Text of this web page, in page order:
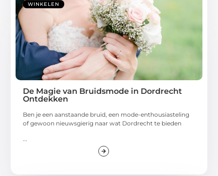
WINKELEN
De Magie van Bruidsmode in Dordrecht
Ontdekken
Ben je een aanstaande bruid, een mode-enthousiasteling
of gewoon nieuwsgierig naar wat Dordrecht te bieden